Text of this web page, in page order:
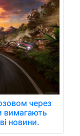
через
вимагають
новини.